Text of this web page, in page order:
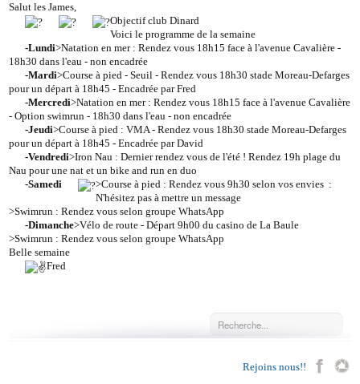
Salut les James,
Objectif club Dinard
Voici le programme de la semaine
-Lundi>Natation en mer : Rendez vous 18h15 face à l'avenue Cavalière -
18h30 dans l'eau - non encadrée
-Mardi>Course à pied - Seuil - Rendez vous 18h30 stade Moreau-Defarges
pour un départ à 18h45 - Encadrée par Fred
-Mercredi>Natation en mer : Rendez vous 18h15 face à l'avenue Cavalière
- Option swimrun - 18h30 dans l'eau - non encadrée
-Jeudi>Course à pied : VMA - Rendez vous 18h30 stade Moreau-Defarges
pour un départ à 18h45 - Encadrée par David
-Vendredi>Iron Nau : Dernier rendez vous de l'été ! Rendez 19h plage du
Nau pour une nat et un bike and run en duo
-Samedi
>Course à pied : Rendez vous 9h30 selon vos envies :
N'hésitez pas à mettre un message
>Swimrun : Rendez vous selon groupe WhatsApp
-Dimanche>Vélo de route - Départ 9h00 du casino de La Baule
>Swimrun : Rendez vous selon groupe WhatsApp
Belle semaine
Fred
Rejoins nous!!